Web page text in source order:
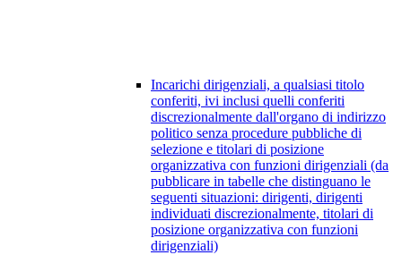
Incarichi dirigenziali, a qualsiasi titolo
conferiti, ivi inclusi quelli conferiti
discrezionalmente dall'organo di indirizzo
politico senza procedure pubbliche di
selezione e titolari di posizione
organizzativa con funzioni dirigenziali (da
pubblicare in tabelle che distinguano le
seguenti situazioni: dirigenti, dirigenti
individuati discrezionalmente, titolari di
posizione organizzativa con funzioni
dirigenziali)